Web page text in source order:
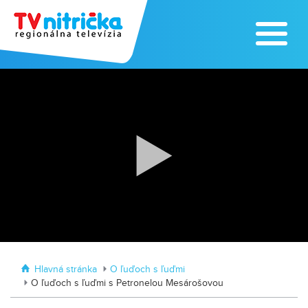
Zoo v Lužiankach
Hlavná stránka
O ľuďoch s ľuďmi
O ľuďoch s ľuďmi s Petronelou Mesárošovou